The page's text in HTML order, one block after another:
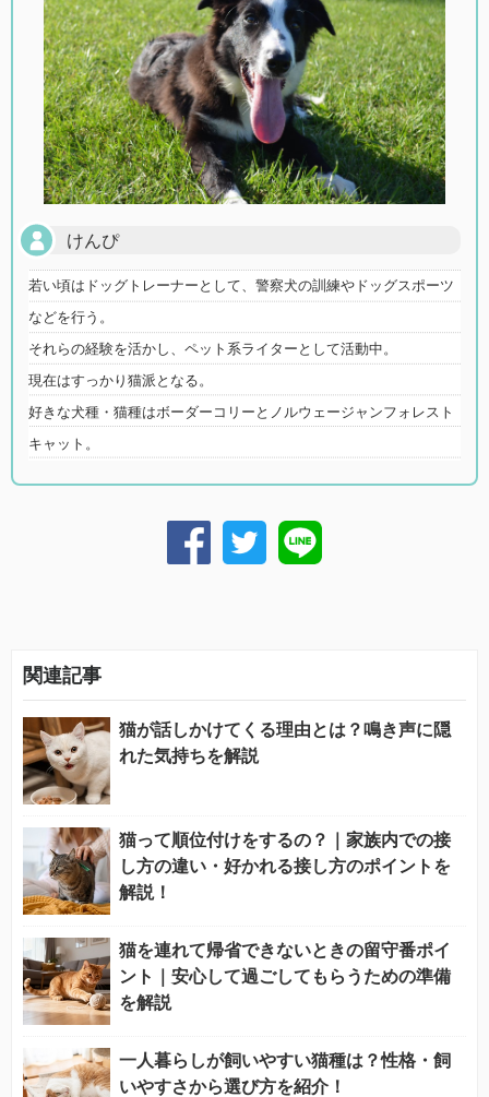
けんぴ
若い頃はドッグトレーナーとして、警察犬の訓練やドッグスポーツ
などを行う。
それらの経験を活かし、ペット系ライターとして活動中。
現在はすっかり猫派となる。
好きな犬種・猫種はボーダーコリーとノルウェージャンフォレスト
キャット。
関連記事
猫が話しかけてくる理由とは？鳴き声に隠
れた気持ちを解説
猫って順位付けをするの？｜家族内での接
し方の違い・好かれる接し方のポイントを
解説！
猫を連れて帰省できないときの留守番ポイ
ント｜安心して過ごしてもらうための準備
を解説
一人暮らしが飼いやすい猫種は？性格・飼
いやすさから選び方を紹介！